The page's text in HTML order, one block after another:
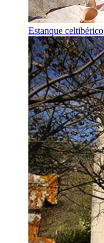
Estanque celtibérico